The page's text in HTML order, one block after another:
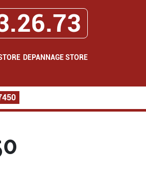
DEPANNAGE STORE